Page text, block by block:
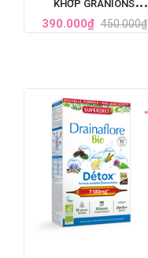
KHỚP GRANIONS
CHONDROSTEO
ARTICULATIONS CỦA
390.000₫ 450.000₫